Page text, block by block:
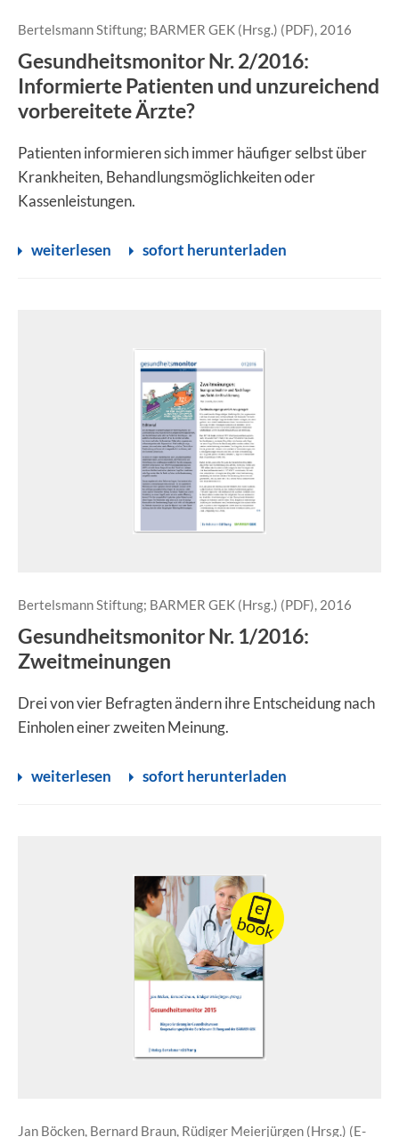
Bertelsmann Stiftung; BARMER GEK (Hrsg.) (PDF), 2016
Gesundheitsmonitor Nr. 2/2016:
Informierte Patienten und unzureichend
vorbereitete Ärzte?
Patienten informieren sich immer häufiger selbst über
Krankheiten, Behandlungsmöglichkeiten oder
Kassenleistungen.
weiterlesen sofort herunterladen
Bertelsmann Stiftung; BARMER GEK (Hrsg.) (PDF), 2016
Gesundheitsmonitor Nr. 1/2016:
Zweitmeinungen
Drei von vier Befragten ändern ihre Entscheidung nach
Einholen einer zweiten Meinung.
weiterlesen sofort herunterladen
Jan Böcken, Bernard Braun, Rüdiger Meierjürgen (Hrsg.) (E-